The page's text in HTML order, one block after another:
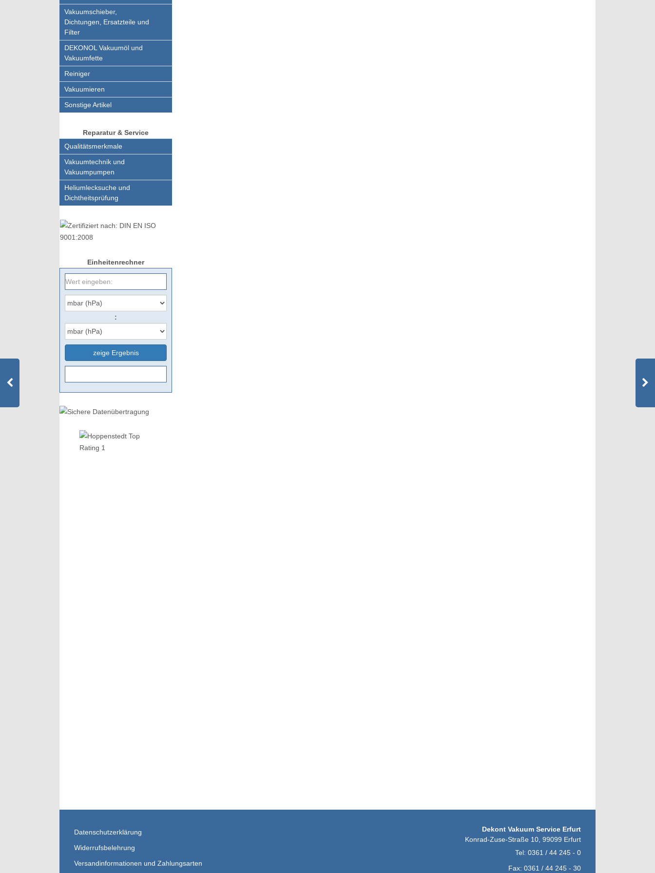
Vakuumschieber,
Dichtungen, Ersatzteile und
Filter
DEKONOL Vakuumöl und
Vakuumfette
Reiniger
Vakuumieren
Sonstige Artikel
Reparatur & Service
Qualitätsmerkmale
Vakuumtechnik und
Vakuumpumpen
Heliumlecksuche und
Dichtheitsprüfung
Einheitenrechner
:
zeige Ergebnis
Datenschutzerklärung
Widerrufsbelehrung
Versandinformationen und Zahlungsarten
Dekont Vakuum Service Erfurt
Konrad-Zuse-Straße 10, 99099 Erfurt
Tel: 0361 / 44 245 - 0
Fax: 0361 / 44 245 - 30